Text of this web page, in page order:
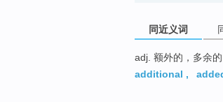
同近义词
adj. 额外的，多余
additional ,